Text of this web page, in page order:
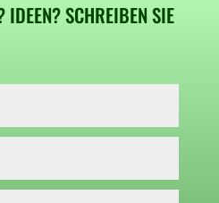
IDEEN? SCHREIBEN SIE